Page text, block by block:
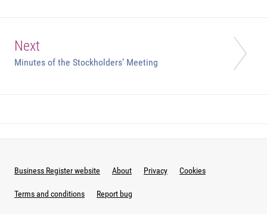
Next
Minutes of the Stockholders’ Meeting
Business Register website About Privacy Cookies
Terms and conditions Report bug